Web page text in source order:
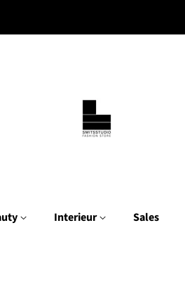
Interieur Sales